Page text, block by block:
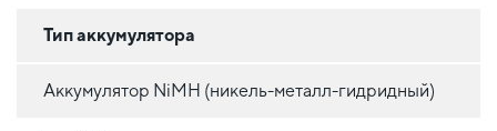
Тип аккумулятора
Аккумулятор NiMH (никель-металл-гидридный)